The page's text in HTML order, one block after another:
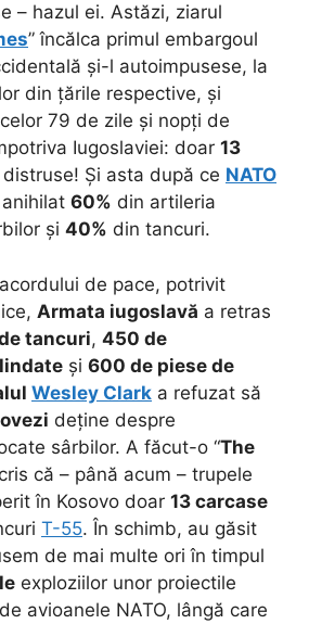
– hazul ei. Astăzi, ziarul
” încălca primul embargoul
și-l autoimpusese, la
din țările respective, și
celor 79 de zile și nopți de
Iugoslaviei: doar 13
Și asta după ce NATO
60% din artileria
și 40% din tancuri.
de pace, potrivit
Armata iugoslavă a retras
tancuri, 450 de
și 600 de piese de
Wesley Clark a refuzat să
deține despre
sârbilor. A făcut-o “The
că – până acum – trupele
în Kosovo doar 13 carcase
T-55. În schimb, au găsit
de mai multe ori în timpul
exploziilor unor proiectile
avioanele NATO, lângă care